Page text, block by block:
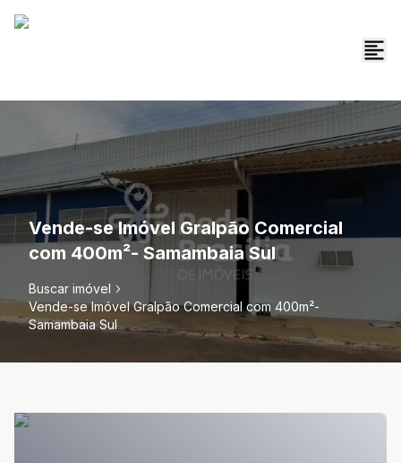
Vende-se Imóvel Gralpão Comercial
com 400m²- Samambaia Sul
Buscar imóvel
Vende-se Imóvel Gralpão Comercial com 400m²-
Samambaia Sul